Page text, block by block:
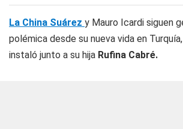
La China Suárez y Mauro Icardi siguen
polémica desde su nueva vida en
instaló junto a su hija Rufina Cabré.